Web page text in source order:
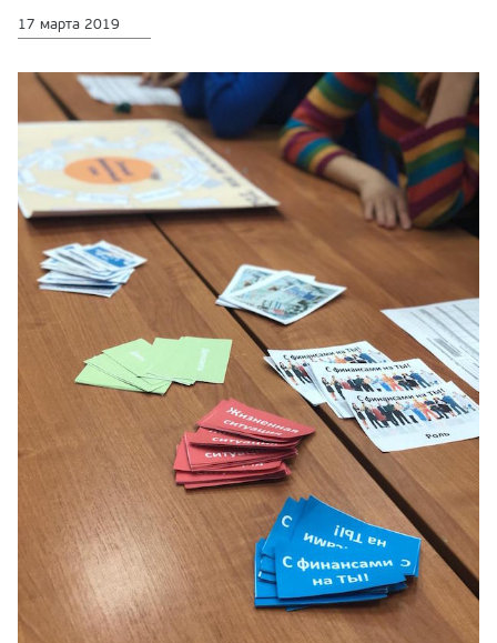
17 марта 2019